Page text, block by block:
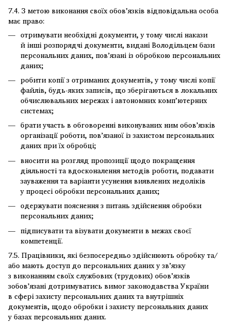
7.4. З метою виконання своїх обов’язків відповідальна особа
має право:
отримувати необхідні документи, у тому числі накази
й інші розпорядчі документи, видані Володільцем бази
персональних даних, пов’язані із обробкою персональних
даних;
робити копії з отриманих документів, у тому числі копії
файлів, будь-яких записів, що зберігаються в локальних
обчислювальних мережах і автономних комп’ютерних
системах;
брати участь в обговоренні виконуваних ним обов’язків
організації роботи, пов’язаної із захистом персональних
даних при їх обробці;
вносити на розгляд пропозиції щодо покращення
діяльності та вдосконалення методів роботи, подавати
зауваження та варіанти усунення виявлених недоліків
у процесі обробки персональних даних;
одержувати пояснення з питань здійснення обробки
персональних даних;
підписувати та візувати документи в межах своєї
компетенції.
7.5. Працівники, які безпосередньо здійснюють обробку та/
або мають доступ до персональних даних у зв’язку
з виконанням своїх службових (трудових) обов’язків
зобов’язані дотримуватись вимог законодавства України
в сфері захисту персональних даних та внутрішніх
документів, щодо обробки і захисту персональних даних
у базах персональних даних.